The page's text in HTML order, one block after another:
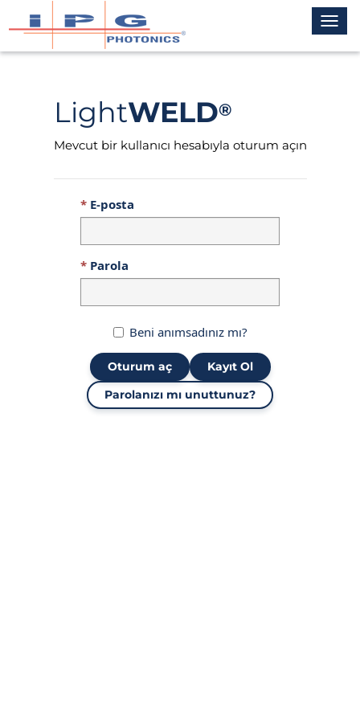
LightWELD®
Mevcut bir kullanıcı hesabıyla oturum açın
E-posta
Parola
Beni anımsadınız mı?
Oturum aç
Kayıt Ol
Parolanızı mı unuttunuz?